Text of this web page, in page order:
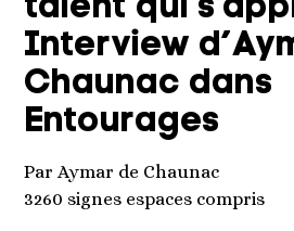
talent qui
Interview
Chaunac dans
Entourages
Par Aymar de Chaunac
3260 signes espaces compris